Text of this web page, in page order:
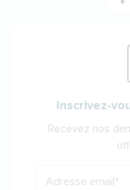
Inscrivez-
Recevez nos
Adresse email*